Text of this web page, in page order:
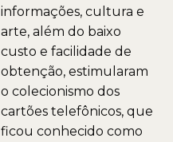
informações, cultura e
arte, além do baixo
custo e facilidade de
obtenção, estimularam
o colecionismo dos
cartões telefônicos, que
ficou conhecido como